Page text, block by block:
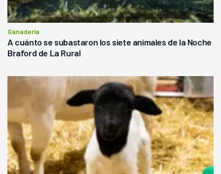
Ganadería
A cuánto se subastaron los siete animales de la Noche
Braford de La Rural